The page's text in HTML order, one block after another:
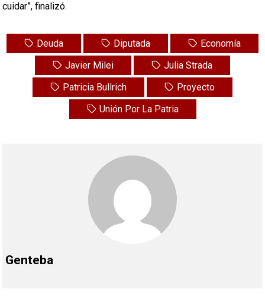
cuidar”, finalizó.
Deuda Diputada
Economía
Javier Milei
Julia Strada
Patricia Bullrich
Proyecto
Unión Por La Patria
Genteba